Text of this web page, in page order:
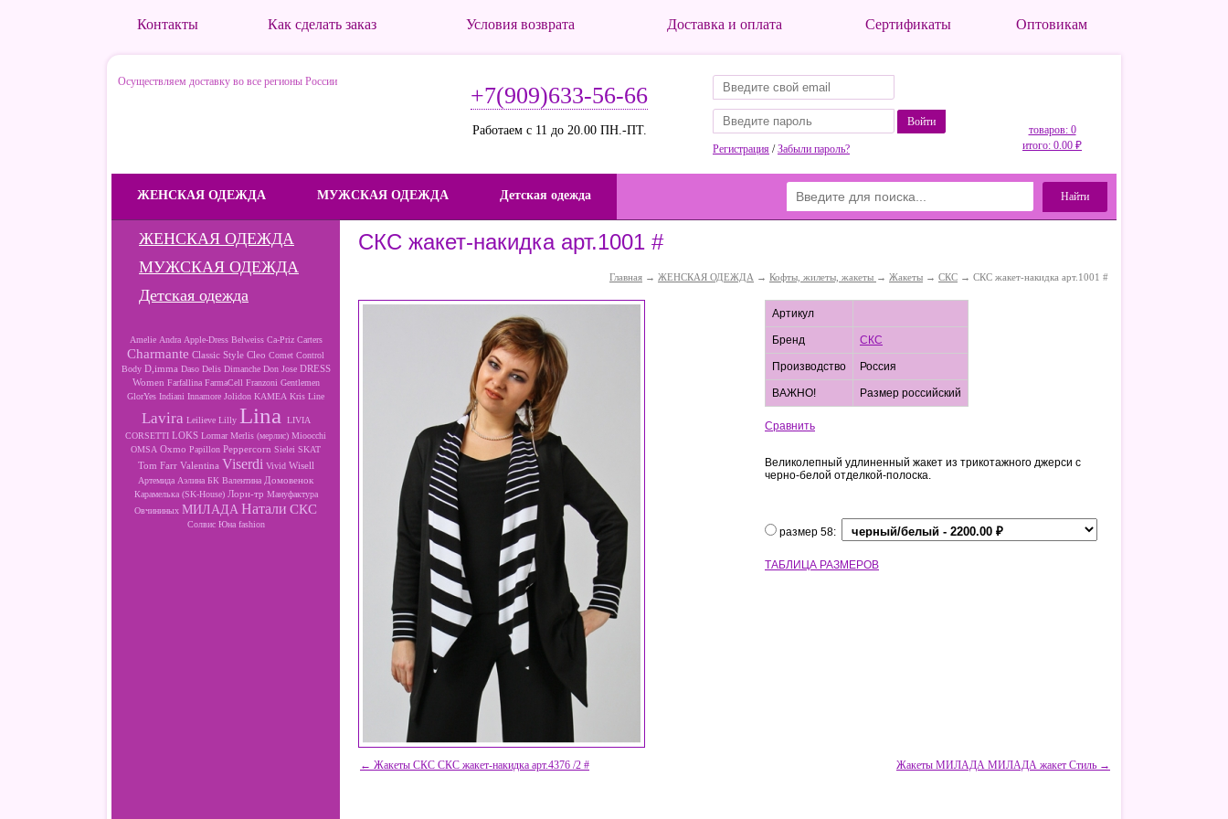
Контакты Как сделать заказ Условия возврата Доставка и оплата Сертификаты Оптовикам
Осуществляем доставку во все регионы России
+7(909)633-56-66
Работаем с 11 до 20.00 ПН.-ПТ.
Войти
Регистрация /Забыли пароль?
товаров: 0
итого: 0.00 ₽
ЖЕНСКАЯ ОДЕЖДА МУЖСКАЯ ОДЕЖДА Детская одежда Найти
ЖЕНСКАЯ ОДЕЖДА
МУЖСКАЯ ОДЕЖДА
Детская одежда
Amelie Andra Apple-Dress Belweiss Ca-Priz Carters
Charmante Classic Style Cleo Comet Control
Body D,imma Daso Delis Dimanche Don Jose DRESS
Women Farfallina FarmaCell Franzoni Gentlemen
GlorYes Indiani Innamore Jolidon KAMEA Kris Line
Lavira Leilieve Lilly Lina
LIVIA
CORSETTI LOKS Lormar Merlis (мерлис) Mioocchi
OMSA Oxmo Papillon Peppercorn Sielei SKAT
Tom Farr Valentina Viserdi Vivid Wisell
Артемида Аэлина БК Валентина Домовенок
Карамелька (SK-House) Лори-тр Мануфактура
Овчининых МИЛАДА Натали СКС
Солвис Юна fashion
СКС жакет-накидка арт.1001 #
Главная → ЖЕНСКАЯ ОДЕЖДА → Кофты, жилеты, жакеты → Жакеты → СКС → СКС жакет-накидка арт.1001 #
Артикул
Бренд СКС
Производство Россия
ВАЖНО! Размер российский
Сравнить
Великолепный удлиненный жакет из трикотажного джерси с
черно-белой отделкой-полоска.
размер 58:
ТАБЛИЦА РАЗМЕРОВ
← Жакеты СКС СКС жакет-накидка арт.4376 /2 # Жакеты МИЛАДА МИЛАДА жакет Стиль →